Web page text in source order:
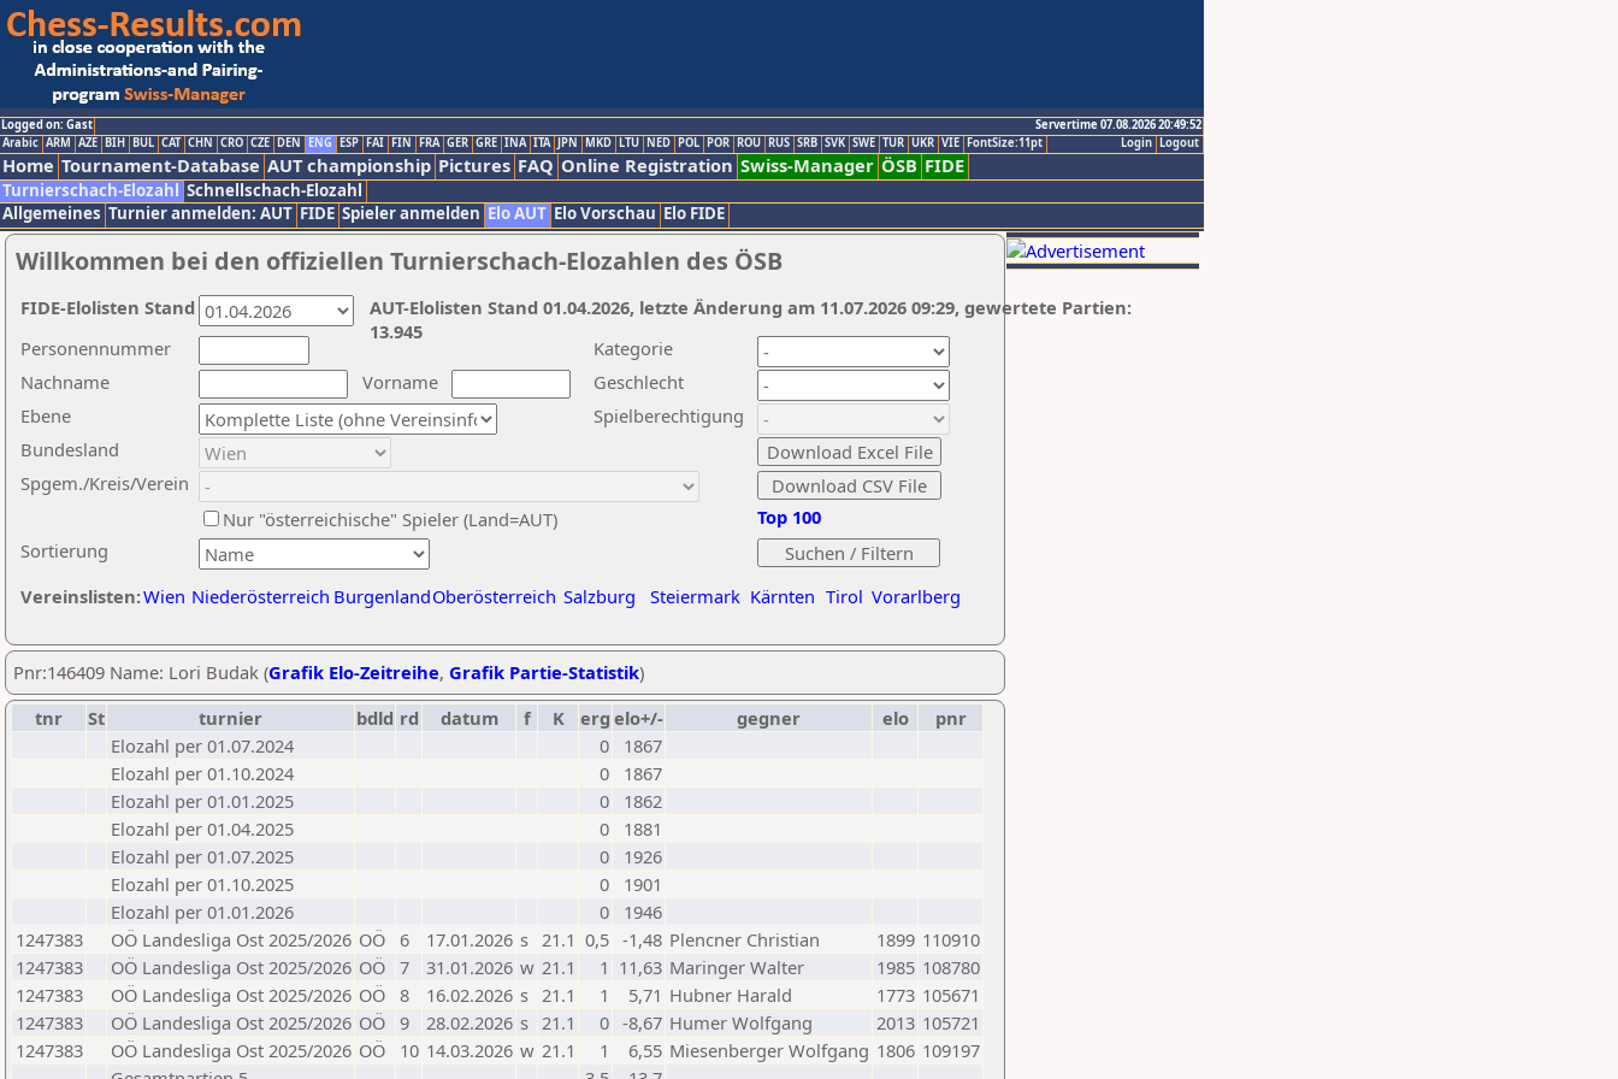
Logged on: Gast
Servertime 07.08.2026 20:49:52
Logout
Login
Arabic ARM AZE BIH BUL CAT CHN CRO CZE DEN ENG ESP FAI FIN FRA GER GRE INA ITA JPN MKD LTU NED POL POR ROU RUS SRB SVK SWE TUR UKR VIE FontSize:11pt
Home Tournament-Database AUT championship Pictures FAQ Online Registration Swiss-Manager ÖSB FIDE
Turnierschach-Elozahl Schnellschach-Elozahl
Allgemeines Turnier anmelden: AUT FIDE Spieler anmelden Elo AUT Elo Vorschau Elo FIDE
Willkommen bei den offiziellen Turnierschach-Elozahlen des ÖSB
Nachname
Vorname
Ebene
Kategorie
Sortierung
Personennummer
Bundesland
Spgem./Kreis/Verein
Geschlecht
Nur "österreichische" Spieler (Land=AUT)
Spielberechtigung
Vereinslisten:Wien Niederösterreich BurgenlandOberösterreich Salzburg Steiermark Kärnten Tirol Vorarlberg
Top 100
AUT-Elolisten Stand 01.04.2026, letzte Änderung am 11.07.2026 09:29, gewertete Partien:
13.945
FIDE-Elolisten Stand
Pnr:146409 Name: Lori Budak (Grafik Elo-Zeitreihe, Grafik Partie-Statistik)
tnr
St turnier bdld rd datum f K erg elo+/- gegner elo
pnr
Elozahl per 01.07.2024
0
1867
Elozahl per 01.10.2024
0
1867
Elozahl per 01.01.2025
0
1862
Elozahl per 01.04.2025
0
1881
Elozahl per 01.07.2025
0
1926
Elozahl per 01.10.2025
0
1901
Elozahl per 01.01.2026
0
1946
1247383
OÖ Landesliga Ost 2025/2026 OÖ 6 17.01.2026 s 21.1 0,5 -1,48 Plencner Christian 1899 110910
1247383
OÖ Landesliga Ost 2025/2026 OÖ 7 31.01.2026 w 21.1 1 11,63 Maringer Walter 1985 108780
1247383
OÖ Landesliga Ost 2025/2026 OÖ 8 16.02.2026 s 21.1 1 5,71 Hubner Harald 1773 105671
1247383
OÖ Landesliga Ost 2025/2026 OÖ 9 28.02.2026 s 21.1 0 -8,67 Humer Wolfgang 2013 105721
1247383
OÖ Landesliga Ost 2025/2026 OÖ 10 14.03.2026 w 21.1 1 6,55 Miesenberger Wolfgang 1806 109197